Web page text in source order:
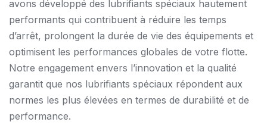
avons développé des lubrifiants spéciaux hautement
performants qui contribuent à réduire les temps
d’arrêt, prolongent la durée de vie des équipements et
optimisent les performances globales de votre flotte.
Notre engagement envers l’innovation et la qualité
garantit que nos lubrifiants spéciaux répondent aux
normes les plus élevées en termes de durabilité et de
performance.